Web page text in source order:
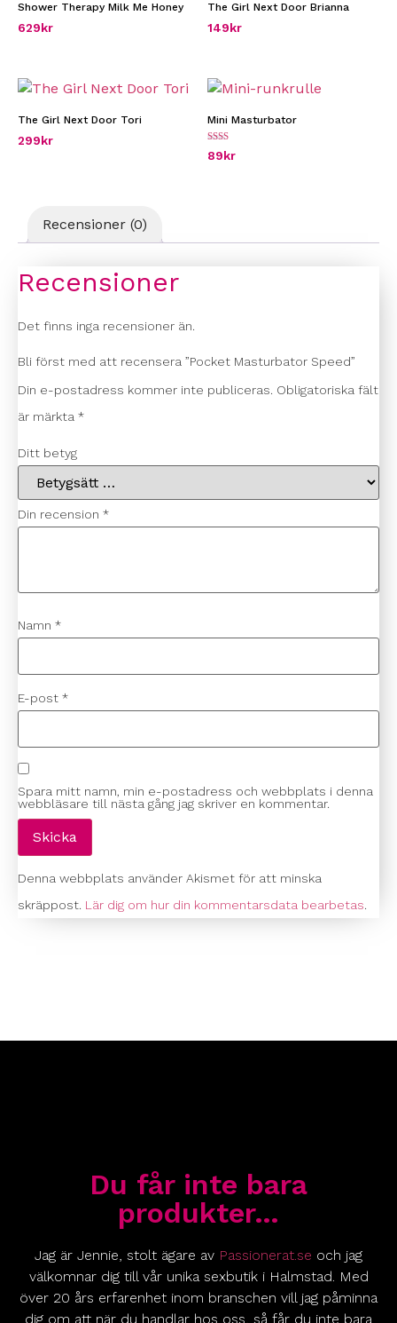
Recensioner (0)
Recensioner
Det finns inga recensioner än.
Bli först med att recensera ”Pocket Masturbator Speed”
Din e-postadress kommer inte publiceras. Obligatoriska fält
är märkta *
Ditt betyg
Din recension *
Namn *
E-post *
Spara mitt namn, min e-postadress och webbplats i denna
webbläsare till nästa gång jag skriver en kommentar.
Denna webbplats använder Akismet för att minska
skräppost. Lär dig om hur din kommentarsdata bearbetas.
Shower Therapy Milk Me Honey
629kr
The Girl Next Door Brianna
149kr
The Girl Next Door Tori
299kr
Mini Masturbator
Betygsatt
2.00
89kr
Du får inte bara
produkter…
Jag är Jennie, stolt ägare av Passionerat.se och jag
välkomnar dig till vår unika sexbutik i Halmstad. Med
över 20 års erfarenhet inom branschen vill jag påminna
dig om att när du handlar hos oss, så får du inte bara